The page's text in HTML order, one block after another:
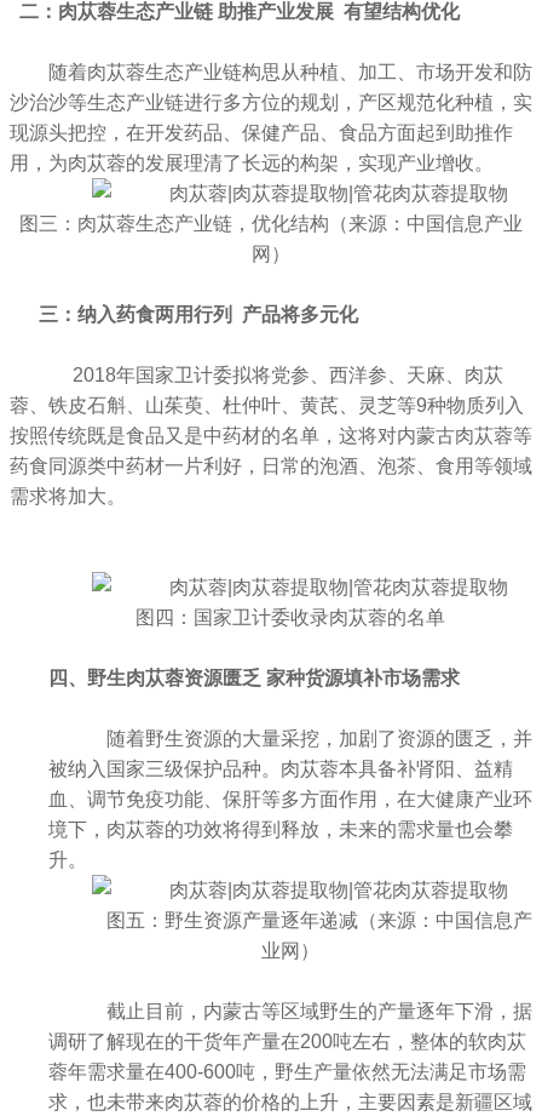
二：肉苁蓉生态产业链 助推产业发展 有望结构优化
随着肉苁蓉生态产业链构思从种植、加工、市场开发和防
沙治沙等生态产业链进行多方位的规划，产区规范化种植，实
现源头把控，在开发药品、保健产品、食品方面起到助推作
用，为肉苁蓉的发展理清了长远的构架，实现产业增收。
图三：肉苁蓉生态产业链，优化结构（来源：中国信息产业
网）
三：纳入药食两用行列 产品将多元化
2018年国家卫计委拟将党参、西洋参、天麻、肉苁
蓉、铁皮石斛、山茱萸、杜仲叶、黄芪、灵芝等9种物质列入
按照传统既是食品又是中药材的名单，这将对内蒙古肉苁蓉等
药食同源类中药材一片利好，日常的泡酒、泡茶、食用等领域
需求将加大。
图四： 国家卫计委收录肉苁蓉的名单
四、野生肉苁蓉资源匮乏 家种货源填补市场需求
随着野生资源的大量采挖，加剧了资源的匮乏，并
被纳入国家三级保护品种。肉苁蓉本具备补肾阳、益精
血、调节免疫功能、保肝等多方面作用，在大健康产业环
境下，肉苁蓉的功效将得到释放，未来的需求量也会攀
升。
图五：野生资源产量逐年递减 （来源：中国信息产
业网）
截止目前，内蒙古等区域野生的产量逐年下滑，据
调研了解现在的干货年产量在200吨左右，整体的软肉苁
蓉年需求量在400-600吨，野生产量依然无法满足市场需
求，也未带来肉苁蓉的价格的上升，主要因素是新疆区域